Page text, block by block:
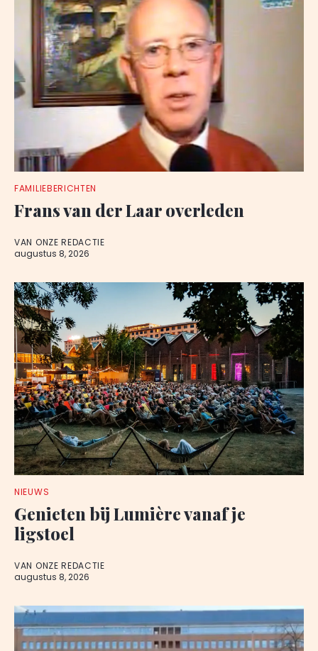
FAMILIEBERICHTEN
Frans van der Laar overleden
VAN ONZE REDACTIE
augustus 8, 2026
NIEUWS
Genieten bij Lumière vanaf je
ligstoel
VAN ONZE REDACTIE
augustus 8, 2026